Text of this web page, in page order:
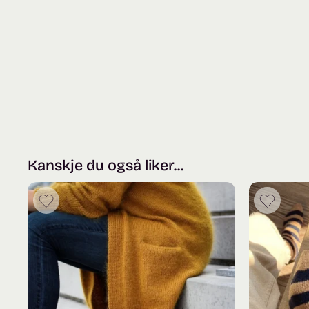
Kanskje du også liker...